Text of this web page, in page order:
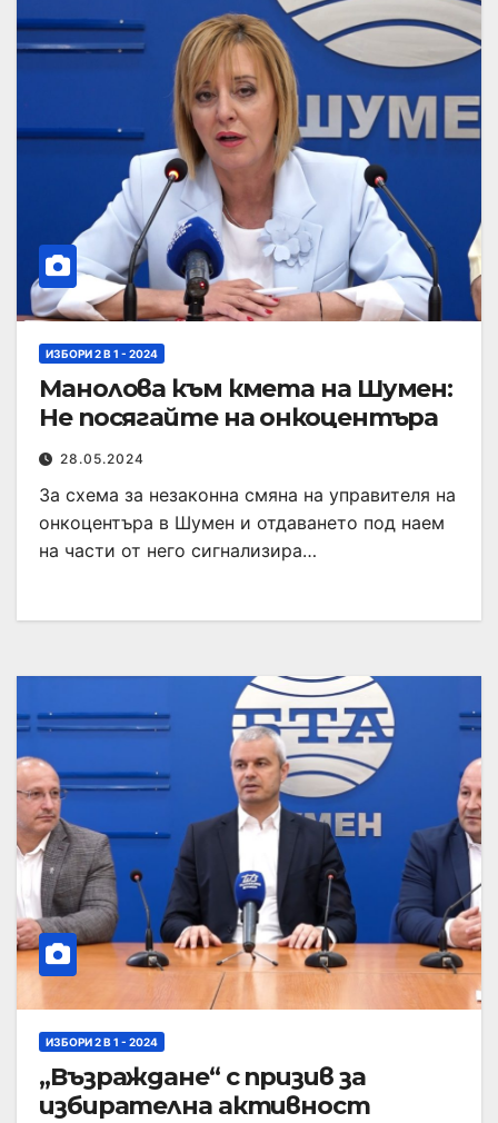
ИЗБОРИ 2 В 1 - 2024
Манолова към кмета на Шумен:
Не посягайте на онкоцентъра
28.05.2024
За схема за незаконна смяна на управителя на
онкоцентъра в Шумен и отдаването под наем
на части от него сигнализира…
ИЗБОРИ 2 В 1 - 2024
„Възраждане“ с призив за
избирателна активност